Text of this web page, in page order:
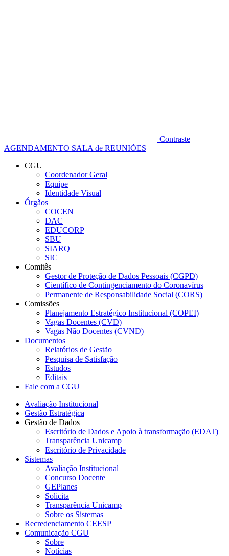
Contraste
AGENDAMENTO SALA de REUNIÕES
CGU
Coordenador Geral
Equipe
Identidade Visual
Órgãos
COCEN
DAC
EDUCORP
SBU
SIARQ
SIC
Comitês
Gestor de Proteção de Dados Pessoais (CGPD)
Científico de Contingenciamento do Coronavírus
Permanente de Responsabilidade Social (CORS)
Comissões
Planejamento Estratégico Institucional (COPEI)
Vagas Docentes (CVD)
Vagas Não Docentes (CVND)
Documentos
Relatórios de Gestão
Pesquisa de Satisfação
Estudos
Editais
Fale com a CGU
Avaliação Institucional
Gestão Estratégica
Gestão de Dados
Escritório de Dados e Apoio à transformação (EDAT)
Transparência Unicamp
Escritório de Privacidade
Sistemas
Avaliação Institucional
Concurso Docente
GEPlanes
Solicita
Transparência Unicamp
Sobre os Sistemas
Recredenciamento CEESP
Comunicação CGU
Sobre
Notícias